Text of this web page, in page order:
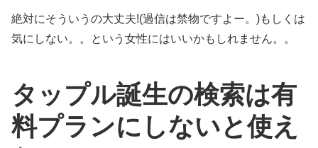
絶対にそういうの大丈夫!(過信は禁物ですよー。)もしくは
気にしない。。という女性にはいいかもしれません。。
タップル誕生の検索は有
料プランにしないと使え